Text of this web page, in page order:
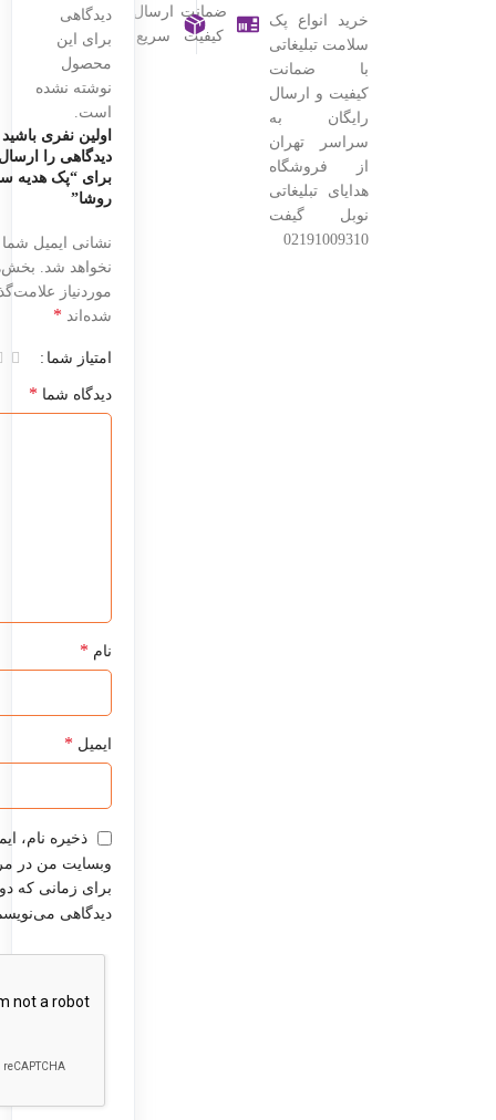
خرید انواع پک
سلامت تبلیغاتی
با ضمانت
کیفیت و ارسال
رایگان به
سراسر تهران
از فروشگاه
هدایای تبلیغاتی
نوبل گیفت
02191009310
ضمانت
کیفیت
ارسال
سریع
دیدگاهی
برای این
محصول
نوشته نشده
است.
اولین نفری
دیدگاهی را
برای “پک هدیه
روشا”
نشانی ایمیل
نخواهد شد.
موردنیاز
شده‌اند *
امتیاز شما
دیدگاه شما *
نام *
ایمیل *
ذخیره نام،
وبسایت من در
برای زمانی که
دیدگاهی